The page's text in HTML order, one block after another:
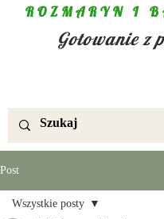
ROZMARYN I
Gotowanie z
Post
Wszystkie posty